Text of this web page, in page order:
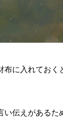
に入れておく
伝えがある